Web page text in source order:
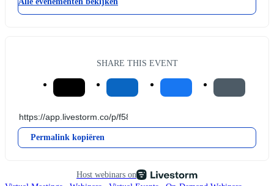
SHARE THIS EVENT
Permalink kopiëren
Host webinars on